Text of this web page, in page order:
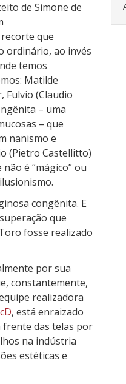
de Simone de
que
ordinário, ao invés
temos
Matilde
Fulvio (Claudio
– uma
– que
nanismo e
(Pietro Castellitto)
é “mágico” ou
congênita. E
que
fosse realizado
por sua
constantemente,
realizadora
, está enraizado
frente das telas por
na indústria
estéticas e